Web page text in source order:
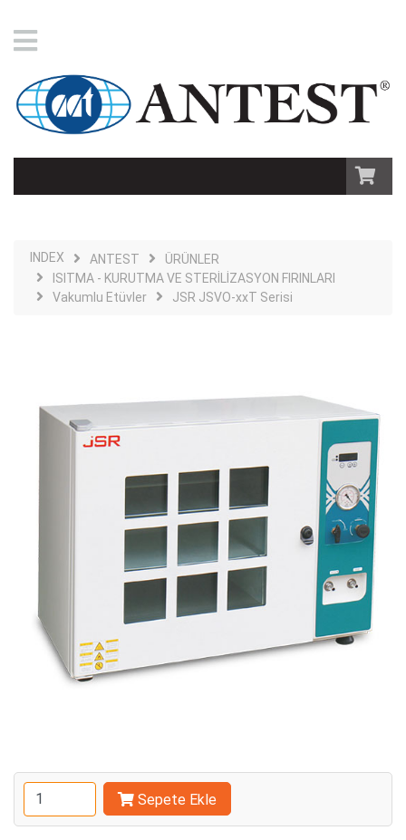
INDEX ANTEST
ÜRÜNLER
ISITMA - KURUTMA VE STERİLİZASYON FIRINLARI
Vakumlu Etüvler
JSR JSVO-xxT Serisi
Sepete Ekle